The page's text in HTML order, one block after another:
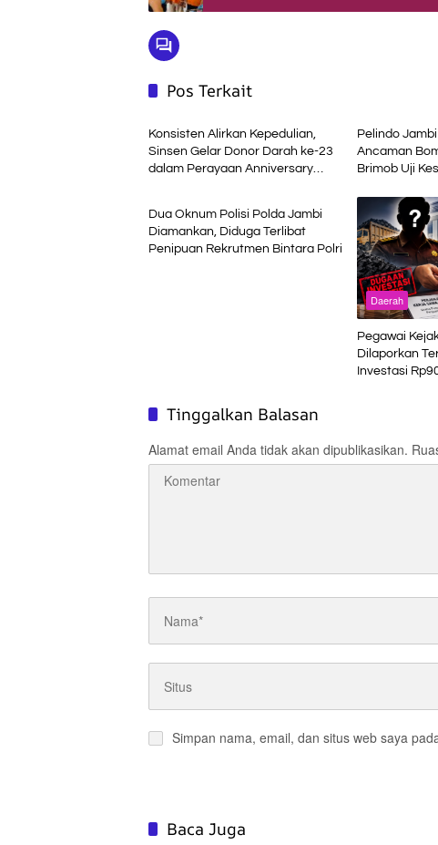
Pos Terkait
Daerah
Konsisten Alirkan Kepedulian,
Sinsen Gelar Donor Darah ke-23
dalam Perayaan Anniversary
Pelindo
Ancaman
Brimob Uji
Dua Oknum Polisi Polda Jambi
Diamankan, Diduga Terlibat
Penipuan Rekrutmen Bintara Polri
Daerah
Pegawai
Dilaporkan
Investasi
Tinggalkan Balasan
Alamat email Anda tidak akan dipublikasikan.
Simpan nama, email, dan situs web saya
Baca Juga